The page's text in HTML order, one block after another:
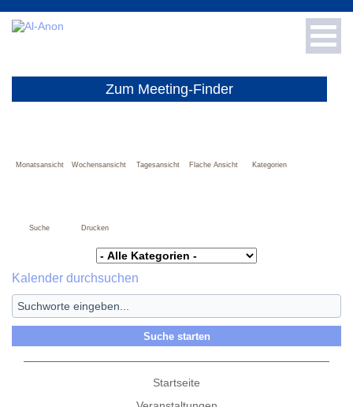
Info & Presse
Literatur-Shop
Häufige Fragen
Zum Meeting-Finder
Monatsansicht Wochensansicht Tagesansicht Flache Ansicht Kategorien
Suche Drucken
Kalender durchsuchen
Startseite